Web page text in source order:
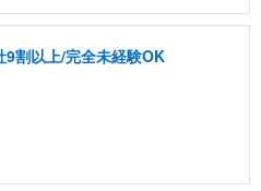
9割以上/完全未経験OK